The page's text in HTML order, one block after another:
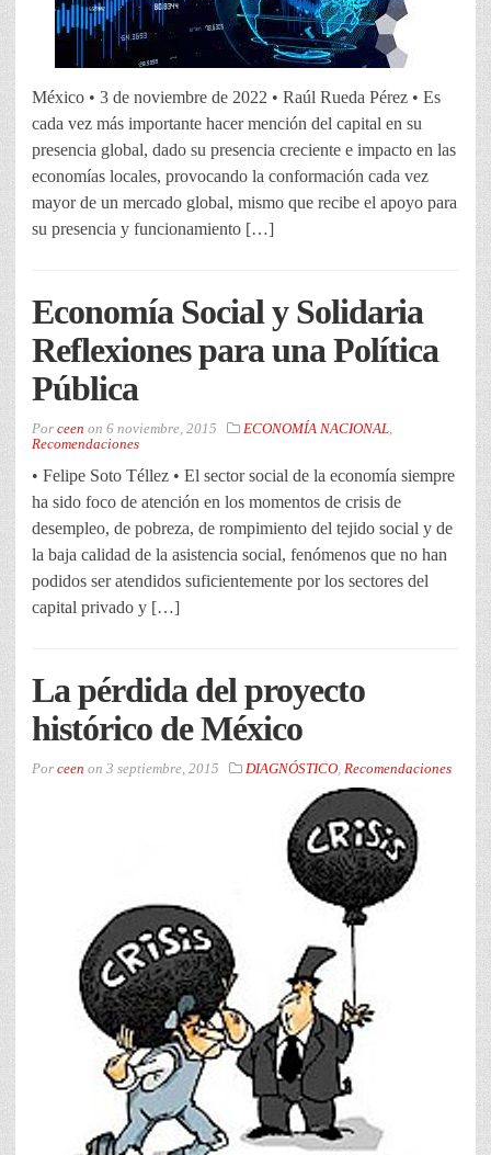
México • 3 de noviembre de 2022 • Raúl Rueda Pérez • Es
cada vez más importante hacer mención del capital en su
presencia global, dado su presencia creciente e impacto en las
economías locales, provocando la conformación cada vez
mayor de un mercado global, mismo que recibe el apoyo para
su presencia y funcionamiento […]
Economía Social y Solidaria
Reflexiones para una Política
Pública
Por ceen on 6 noviembre, 2015 ECONOMÍA NACIONAL
Recomendaciones
• Felipe Soto Téllez • El sector social de la economía siempre
ha sido foco de atención en los momentos de crisis de
desempleo, de pobreza, de rompimiento del tejido social y de
la baja calidad de la asistencia social, fenómenos que no han
podidos ser atendidos suficientemente por los sectores del
capital privado y […]
La pérdida del proyecto
histórico de México
Por ceen on 3 septiembre, 2015 DIAGNÓSTICO Recomendaciones